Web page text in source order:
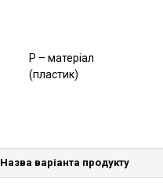
P – матеріал
(пластик)
Назва варіанта продукту